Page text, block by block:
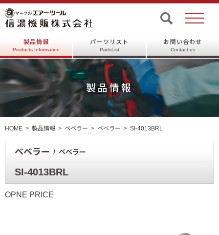
製品情報
Products Information
パーツリスト
PartsList
お問い合わせ
Contact us
製品情報
HOME 製品情報 ベベラー ベベラー SI-4013BRL
ベベラー ベベラー
SI-4013BRL
OPNE PRICE